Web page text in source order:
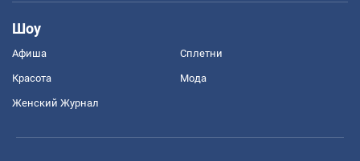
Шоу
Афиша Сплетни
Красота Мода
Женский Журнал